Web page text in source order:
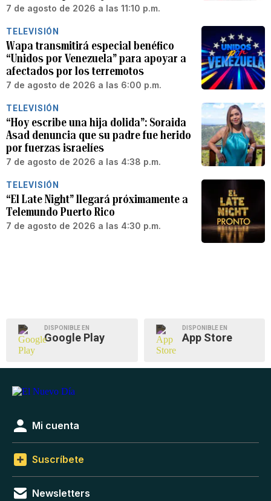
7 de agosto de 2026 a las 11:10 p.m.
TELEVISIÓN
Wapa transmitirá especial benéfico
“Unidos por Venezuela” para apoyar a
afectados por los terremotos
7 de agosto de 2026 a las 6:00 p.m.
TELEVISIÓN
“Hoy escribe una hija dolida”: Soraida
Asad denuncia que su padre fue herido
por fuerzas israelíes
7 de agosto de 2026 a las 4:38 p.m.
TELEVISIÓN
“El Late Night” llegará próximamente a
Telemundo Puerto Rico
7 de agosto de 2026 a las 4:30 p.m.
DISPONIBLE EN
Google Play
DISPONIBLE EN
App Store
Mi cuenta
Suscríbete
Newsletters